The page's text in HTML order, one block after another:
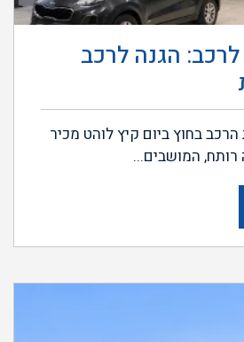
הגנה לרכב
בחוץ ביום קיץ לוהט מכיר
המושבים...